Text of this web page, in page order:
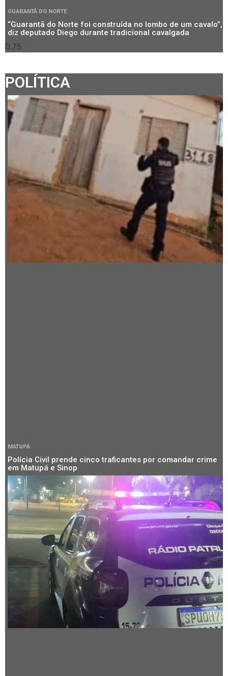
GUARANTÃ DO NORTE
“Guarantã do Norte foi construída no lombo de um cavalo”,
diz deputado Diego durante tradicional cavalgada
POLÍTICA
MATUPÁ
Polícia Civil prende cinco traficantes por comandar crime
em Matupá e Sinop